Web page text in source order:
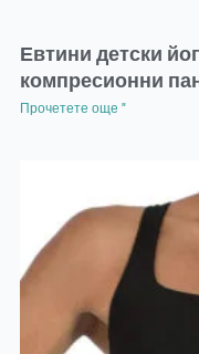
Евтини детски
компресионни
Прочетете още "